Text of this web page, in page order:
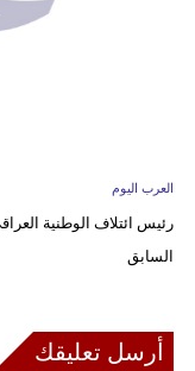
العرب اليوم
رئيس ائتلاف الوطنية
السابق
أرسل تعليقك